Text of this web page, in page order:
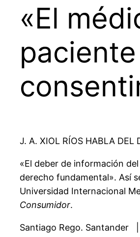
«El
J. A. XIOL RÍOS HABLA DEL
«El deber de información
derecho fundamental». Así
Universidad Internacional
Consumidor.
Santiago Rego. Santander